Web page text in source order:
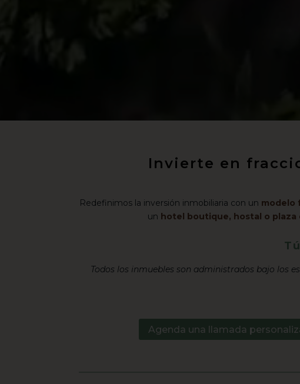
Invierte en
Redefinimos la inversión inmobiliaria con un modelo
un hotel boutique, hostal o plaza
Todos los inmuebles son administrados bajo los
Agenda una llamada